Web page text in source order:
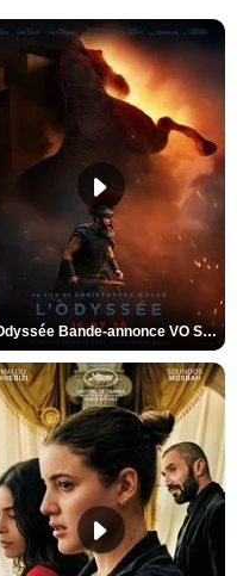
L'Odyssée Bande-annonce VO STFR